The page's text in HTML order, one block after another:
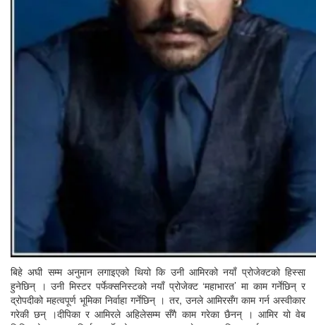
बिहे अघी सम्म अनुमान लगाइएको थियो कि उनी आमिरको नयाँ प्रोजेक्टको हिस्सा
हुनेछिन् । उनी मिस्टर पर्फेक्सनिस्टको नयाँ प्रोजेक्ट ‘महाभारत’ मा काम गर्नेछिन् र
द्रोपदीको महत्वपूर्ण भूमिका निर्वाहा गर्नेछिन् । तर, उनले आमिरसँग काम गर्न अस्वीकार
गरेकी छन् ।दीपिका र आमिरले अहिलेसम्म सँगै काम गरेका छैनन् । आमिर यो वेब